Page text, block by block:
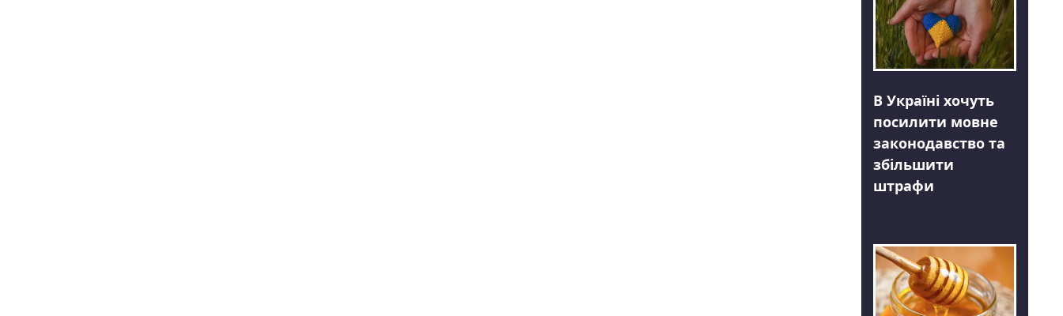
В Україні хочуть
посилити мовне
законодавство та
збільшити
штрафи